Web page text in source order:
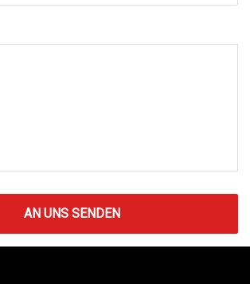
AN UNS SENDEN